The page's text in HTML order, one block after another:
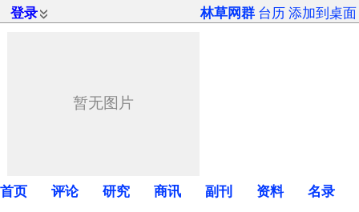
登录 林草网群 台历 添加到桌面
首页 评论 研究 商讯 副刊 资料 名录